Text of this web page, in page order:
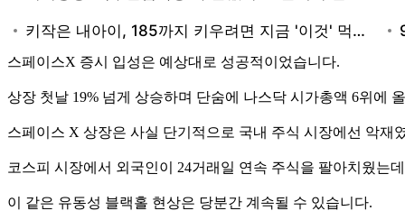
스페이스X 증시 입성은 예상대로 성공적이었습니다.
상장 첫날 19% 넘게 상승하며 단숨에 나스닥 시가총액 6위에
스페이스 X 상장은 사실 단기적으로 국내 주식 시장에선 악재
코스피 시장에서 외국인이 24거래일 연속 주식을 팔아치웠는
이 같은 유동성 블랙홀 현상은 당분간 계속될 수 있습니다.